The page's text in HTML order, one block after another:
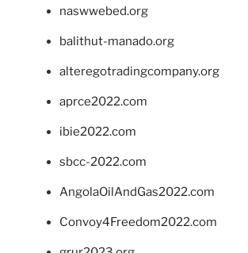
naswwebed.org
balithut-manado.org
alteregotradingcompany.org
aprce2022.com
ibie2022.com
sbcc-2022.com
AngolaOilAndGas2022.com
Convoy4Freedom2022.com